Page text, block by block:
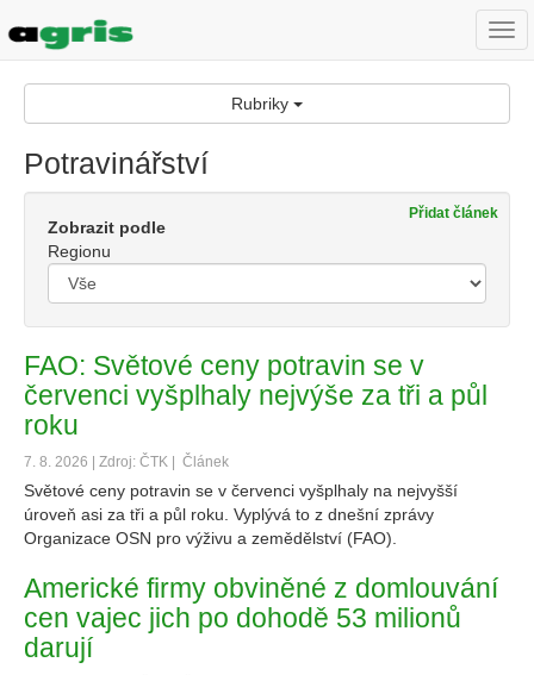
Rubriky
Potravinářství
Přidat článek
Zobrazit podle
Regionu
FAO: Světové ceny potravin se v
červenci vyšplhaly nejvýše za tři a půl
roku
7. 8. 2026 | Zdroj: ČTK | Článek
Světové ceny potravin se v červenci vyšplhaly na nejvyšší
úroveň asi za tři a půl roku. Vyplývá to z dnešní zprávy
Organizace OSN pro výživu a zemědělství (FAO).
Americké firmy obviněné z domlouvání
cen vajec jich po dohodě 53 milionů
darují